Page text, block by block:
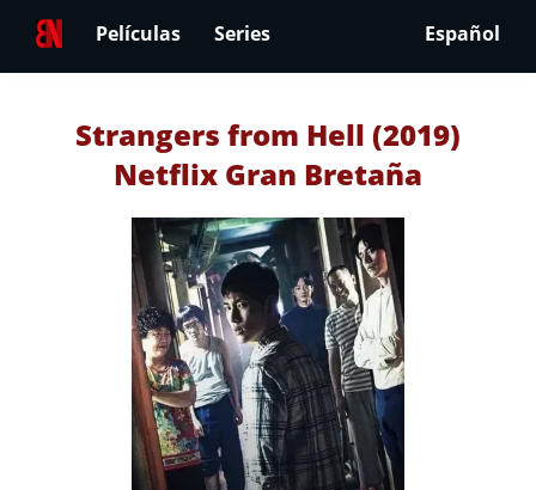
Películas Series Español
Strangers from Hell (2019)
Netflix Gran Bretaña